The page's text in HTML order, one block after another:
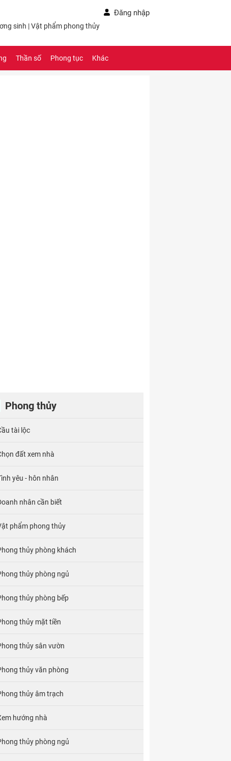
Đăng nhập
sinh |Vật phẩm phong thủy
Thần số Phong tục Khác
Phong thủy
tài lộc
đất xem nhà
yêu - hôn nhân
nhân cần biết
phẩm phong thủy
thủy phòng khách
thủy phòng ngủ
thủy phòng bếp
thủy mặt tiền
thủy sân vườn
thủy văn phòng
thủy âm trạch
hướng nhà
thủy phòng ngủ